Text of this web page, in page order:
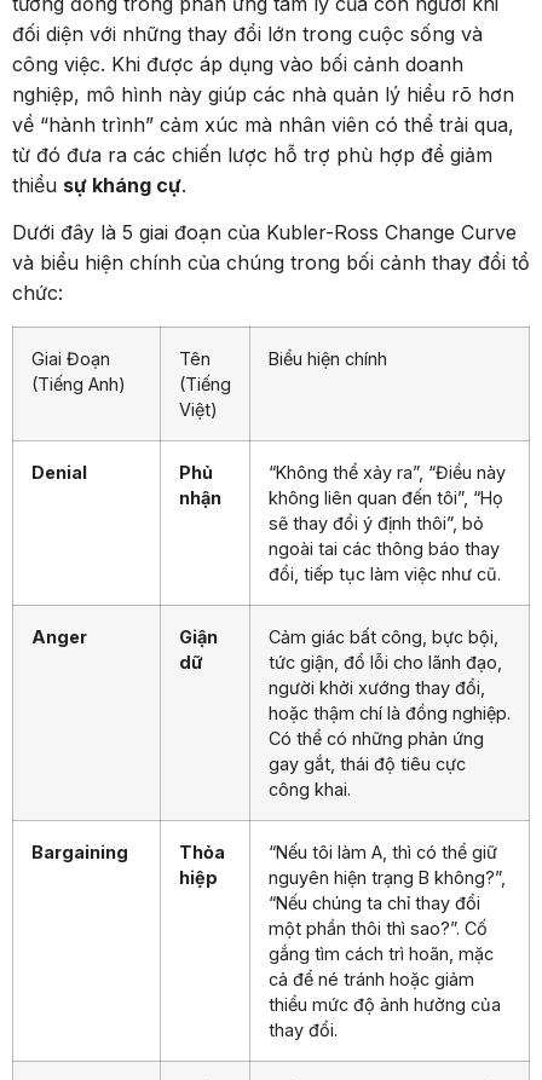
đối diện với những thay đổi lớn trong cuộc sống và
công việc. Khi được áp dụng vào bối cảnh doanh
nghiệp, mô hình này giúp các nhà quản lý hiểu rõ hơn
về “hành trình” cảm xúc mà nhân viên có thể trải qua,
từ đó đưa ra các chiến lược hỗ trợ phù hợp để giảm
thiểu sự kháng cự.
Dưới đây là 5 giai đoạn của Kubler-Ross Change Curve
và biểu hiện chính của chúng trong bối cảnh thay đổi tổ
chức:
Giai Đoạn
(Tiếng Anh)
Tên
(Tiếng
Việt)
Biểu hiện chính
Denial
Phủ
nhận
“Không thể xảy ra”, “Điều này
không liên quan đến tôi”, “Họ
sẽ thay đổi ý định thôi”, bỏ
ngoài tai các thông báo thay
đổi, tiếp tục làm việc như cũ.
Anger
Giận
dữ
Cảm giác bất công, bực bội,
tức giận, đổ lỗi cho lãnh đạo,
người khởi xướng thay đổi,
hoặc thậm chí là đồng nghiệp.
Có thể có những phản ứng
gay gắt, thái độ tiêu cực
công khai.
Bargaining
Thỏa
hiệp
“Nếu tôi làm A, thì có thể giữ
nguyên hiện trạng B không?”,
“Nếu chúng ta chỉ thay đổi
một phần thôi thì sao?”. Cố
gắng tìm cách trì hoãn, mặc
cả để né tránh hoặc giảm
thiểu mức độ ảnh hưởng của
thay đổi.